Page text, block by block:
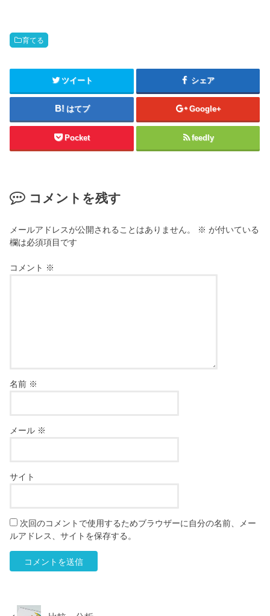
育てる
ツイート シェア
はてブ Google+
Pocket feedly
コメントを残す
メールアドレスが公開されることはありません。 ※ が付いている
欄は必須項目です
コメント ※
名前 ※
メール ※
サイト
次回のコメントで使用するためブラウザーに自分の名前、メー
ルアドレス、サイトを保存する。